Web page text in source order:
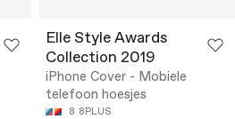
Elle Style Awards
Collection 2019
iPhone Cover - Mobiele
telefoon hoesjes
8 8PLUS